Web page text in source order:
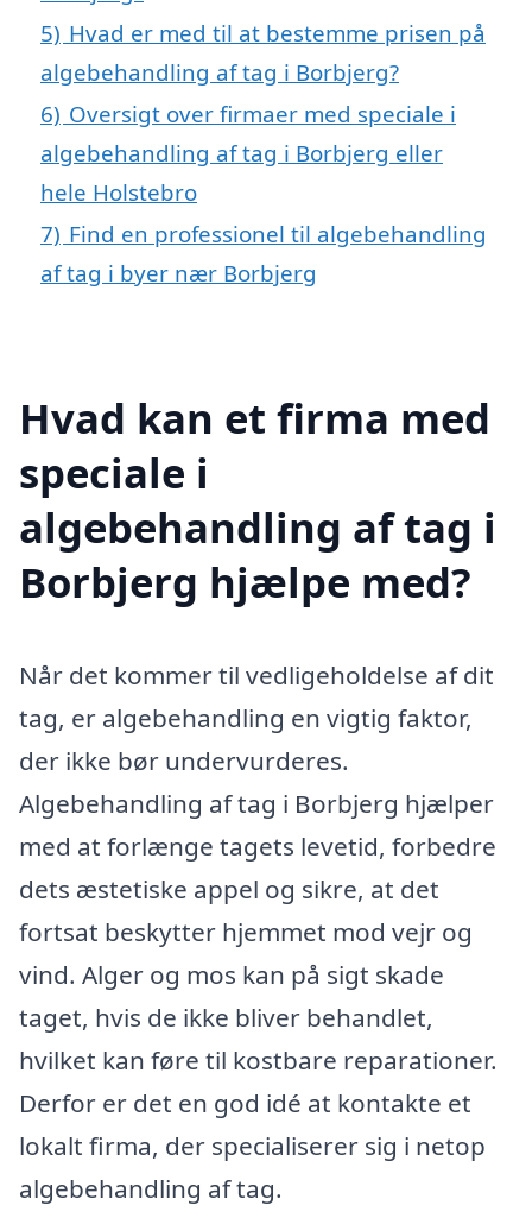
5) Hvad er med til at bestemme prisen på
algebehandling af tag i Borbjerg?
6) Oversigt over firmaer med speciale i
algebehandling af tag i Borbjerg eller
hele Holstebro
7) Find en professionel til algebehandling
af tag i byer nær Borbjerg
Hvad kan et firma med
speciale i
algebehandling af tag i
Borbjerg hjælpe med?
Når det kommer til vedligeholdelse af dit
tag, er algebehandling en vigtig faktor,
der ikke bør undervurderes.
Algebehandling af tag i Borbjerg hjælper
med at forlænge tagets levetid, forbedre
dets æstetiske appel og sikre, at det
fortsat beskytter hjemmet mod vejr og
vind. Alger og mos kan på sigt skade
taget, hvis de ikke bliver behandlet,
hvilket kan føre til kostbare reparationer.
Derfor er det en god idé at kontakte et
lokalt firma, der specialiserer sig i netop
algebehandling af tag.